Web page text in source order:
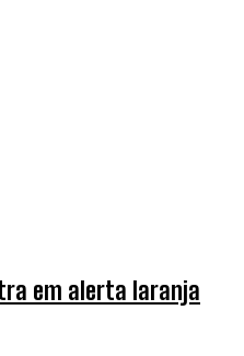
em alerta laranja